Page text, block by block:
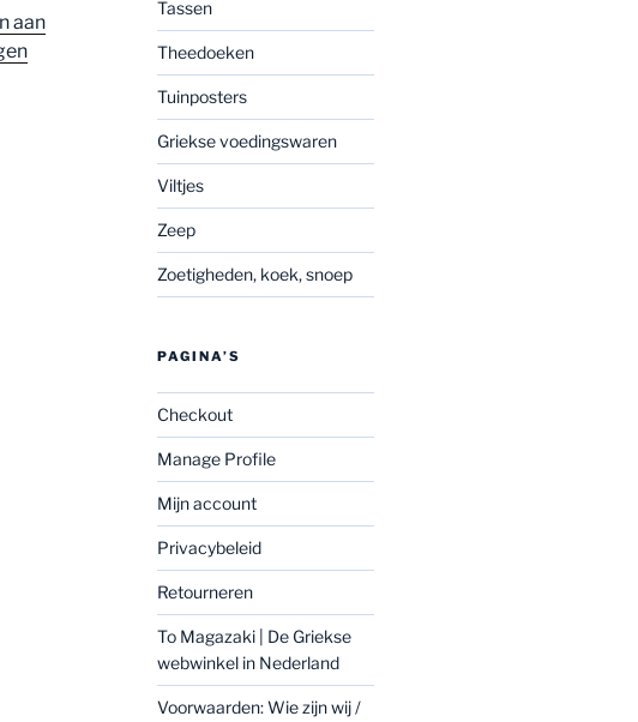
aan
Tassen
Theedoeken
Tuinposters
Griekse voedingswaren
Viltjes
Zeep
Zoetigheden, koek, snoep
PAGINA’S
Checkout
Manage Profile
Mijn account
Privacybeleid
Retourneren
To Magazaki | De Griekse
webwinkel in Nederland
Voorwaarden: Wie zijn wij /